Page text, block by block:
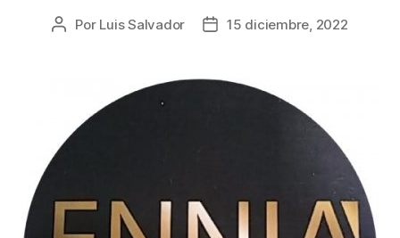
Por Luis Salvador 15 diciembre, 2022